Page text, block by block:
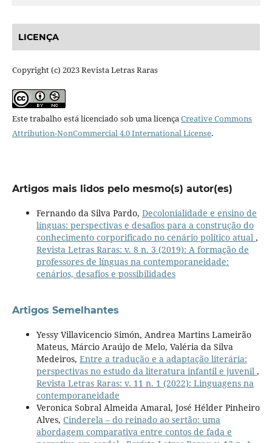
LICENÇA
Copyright (c) 2023 Revista Letras Raras
Este trabalho está licenciado sob uma licençaCreative Commons
Attribution-NonCommercial 4.0 International License.
Artigos mais lidos pelo mesmo(s) autor(es)
Fernando da Silva Pardo, Decolonialidade e ensino de
línguas: perspectivas e desafios para a construção do
conhecimento corporificado no cenário político atual ,
Revista Letras Raras: v. 8 n. 3 (2019): A formação de
professores de línguas na contemporaneidade:
cenários, desafios e possibilidades
Artigos Semelhantes
Yessy Villavicencio Simón, Andrea Martins Lameirão
Mateus, Márcio Araújo de Melo, Valéria da Silva
Medeiros, Entre a tradução e a adaptação literária:
perspectivas no estudo da literatura infantil e juvenil ,
Revista Letras Raras: v. 11 n. 1 (2022): Linguagens na
contemporaneidade
Veronica Sobral Almeida Amaral, José Hélder Pinheiro
Alves, Cinderela – do reinado ao sertão: uma
abordagem comparativa entre contos de fada e